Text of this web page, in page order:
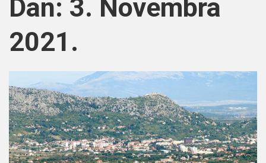
Dan: 3. Novembra
2021.